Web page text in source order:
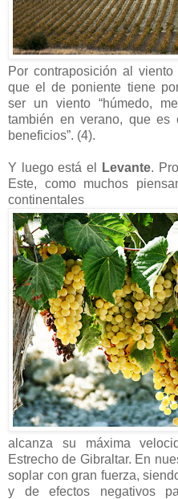
Por contraposición al
que el de poniente tiene
ser un viento “húmedo,
también en verano, que es
beneficios”. (4).
Y luego está el Levante.
Este, como muchos
alcanza su máxima
Estrecho de Gibraltar. En
soplar con gran fuerza,
y de efectos negativos